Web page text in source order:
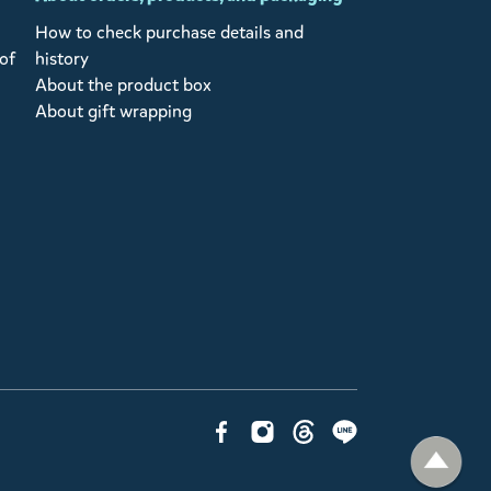
How to check purchase details and
history
About the product box
About gift wrapping